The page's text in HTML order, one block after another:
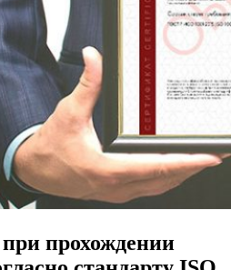
прохождении